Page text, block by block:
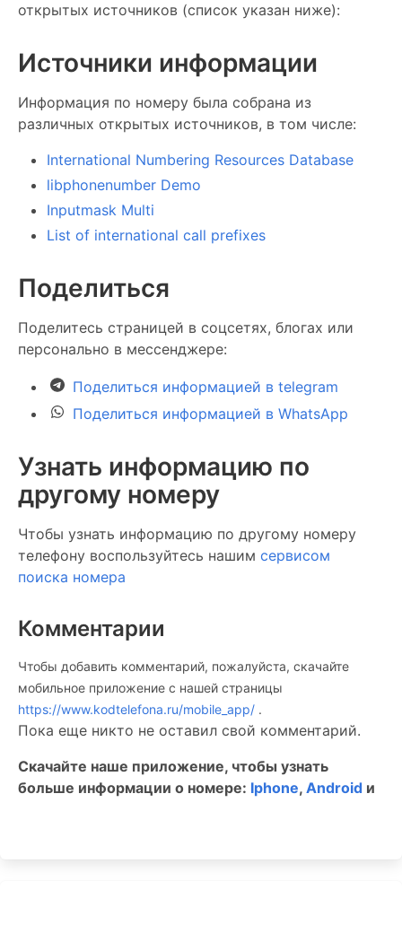
открытых источников (список указан ниже):
Источники информации
Информация по номеру была собрана из
различных открытых источников, в том числе:
International Numbering Resources Database
libphonenumber Demo
Inputmask Multi
List of international call prefixes
Поделиться
Поделитесь страницей в соцсетях, блогах или
персонально в мессенджере:
Поделиться информацией в telegram
Поделиться информацией в WhatsApp
Узнать информацию по
другому номеру
Чтобы узнать информацию по другому номеру
телефону воспользуйтесь нашим сервисом
поиска номера
Комментарии
Чтобы добавить комментарий, пожалуйста, скачайте
мобильное приложение c нашей страницы
https://www.kodtelefona.ru/mobile_app/ .
Пока еще никто не оставил свой комментарий.
Скачайте наше приложение, чтобы узнать
больше информации о номере: Iphone, Android и